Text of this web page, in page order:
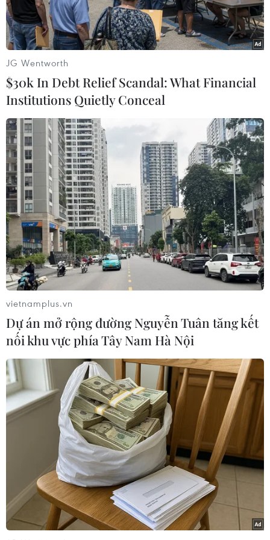
Cảnh đổ nát sau cuộc không kích của Israel xuống thành phố
Rafah ở Dải Gaza ngày 22/2/2024. (Ảnh: THX/TTXVN)
Ngày 26/2, Tổng thư ký Liên hợp quốc Antonio
Guterres cảnh báo chiến dịch quân sự quy mô
toàn diện vào thành phố Rafah sẽ cắt đứt hoạt
động viện trợ cho Dải Gaza trong khi các
chương trình viện trợ nhân đạo “hoàn toàn
không đủ” cho người dân tại đây.
Phát biểu trước Hội đồng Nhân quyền Liên hợp
quốc tại Geneva (Thụy Sĩ), ông Guterres nêu rõ
thành phố cực Nam của Dải Gaza, nơi trú ẩn cho
khoảng 1,4 triệu người chạy trốn bạo lực tại
phía Bắc Gaza, là tâm điểm của hoạt động viện
trợ nhân đạo tại vùng lãnh thổ này.
Ông cảnh báo: “Cuộc tấn công tổng lực của
Israel vào thành phố Rafah sẽ không chỉ gây
kinh hoàng cho hơn 1 triệu dân thường
Palestine đang trú ẩn ở đó, mà còn giáng đòn
chí mạng vào các chương trình viện trợ của
chúng tôi.”
JG Wentworth
$30k In Debt Relief Scandal: What Financial
Institutions Quietly Conceal
vietnamplus.vn
Dự án mở rộng đường Nguyễn Tuân tăng kết
nối khu vực phía Tây Nam Hà Nội